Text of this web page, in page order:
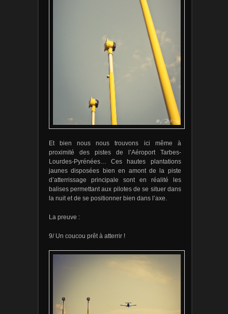
Et bien nous nous trouvons ici même à
proximité des pistes de l’Aéroport Tarbes-
Lourdes-Pyrénées… Ces hautes plantations
jaunes disposées bien en amont de la piste
d’atterrissage principale sont en réalité les
balises permettant aux pilotes de se situer dans
la nuit et de se positionner bien dans l’axe.
La preuve :
9/ Un coucou prêt à atterrir !